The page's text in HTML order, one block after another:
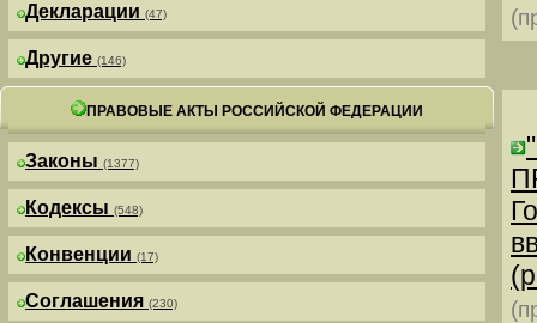
Декларации (47)
Другие (146)
ПРАВОВЫЕ АКТЫ РОССИЙСКОЙ ФЕДЕРАЦИИ
Законы (1377)
Кодексы (548)
Конвенции (17)
Соглашения (230)